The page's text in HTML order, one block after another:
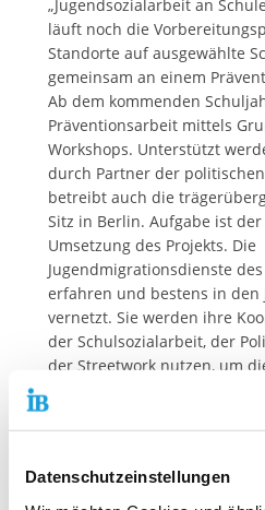
Datenschutzeinstellungen
„Jugendsozialarbeit an
läuft noch die
Standorte auf ausgewählte
gemeinsam an einem
Ab dem kommenden
Präventionsarbeit mittels
Workshops. Unterstützt
durch Partner der
betreibt auch die
Sitz in Berlin. Aufgabe ist
Umsetzung des Projekts. Die
Jugendmigrationsdienste
erfahren und bestens in den
vernetzt. Sie werden ihre
der Schulsozialarbeit, der
der Streetwork nutzen, um
Erwartung bei der
trägt der IB direkt und
Demokratie und
Anerkennung unserer Arbeit